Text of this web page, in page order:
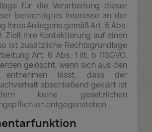
für die Verarbeitung dieser
berechtigtes Interesse an der
Ihres Anliegens gemäß Art. 6 Abs.
Zielt Ihre Kontaktierung auf einen
ist zusätzliche Rechtsgrundlage
Art. 6 Abs. 1 lit. b DSGVO.
gelöscht, wenn sich aus den
entnehmen lässt, dass der
abschließend geklärt ist
keine gesetzlichen
entgegenstehen.